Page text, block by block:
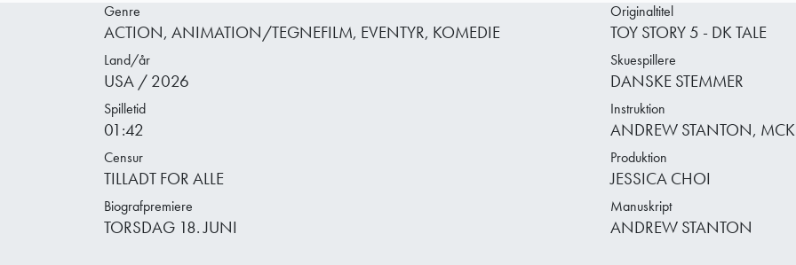
Genre
ACTION, ANIMATION/TEGNEFILM, EVENTYR, KOMEDIE
Land/år
USA / 2026
Spilletid
01:42
Censur
TILLADT FOR ALLE
Biografpremiere
TORSDAG 18. JUNI
Originaltitel
TOY STORY 5 - DK TALE
Skuespillere
DANSKE STEMMER
Instruktion
ANDREW STANTON,
Produktion
JESSICA CHOI
Manuskript
ANDREW STANTON